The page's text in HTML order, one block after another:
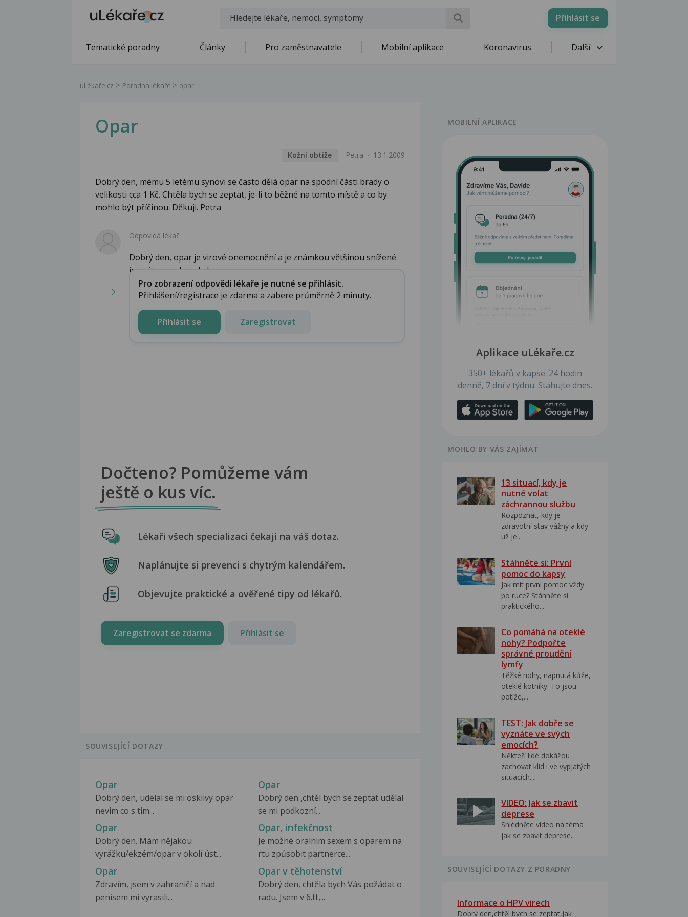
Přihlásit se
Tematické poradny Články Pro zaměstnavatele Mobilní aplikace Koronavirus Další
uLékaře.cz Poradna lékaře opar
Opar
Kožní obtíže Petra 13.1.2009
Dobrý den, mému 5 letému synovi se často dělá opar na spodní části brady o
velikosti cca 1 Kč. Chtěla bych se zeptat, je-li to běžné na tomto místě a co by
mohlo být příčinou. Děkuji. Petra
Odpovídá lékař:
Dobrý den, opar je virové onemocnění a je známkou většinou snížené
imunity, navrhovala byc...
Pro zobrazení odpovědi lékaře je nutné se přihlásit.
Přihlášení/registrace je zdarma a zabere průměrně 2 minuty.
Přihlásit se Zaregistrovat
Dočteno? Pomůžeme vám
ještě o kus víc.
Lékaři všech specializací čekají na váš dotaz.
Naplánujte si prevenci s chytrým kalendářem.
Objevujte praktické a ověřené tipy od lékařů.
Zaregistrovat se zdarma Přihlásit se
SOUVISEJÍCÍ DOTAZY
Opar
Dobrý den, udelal se mi osklivy opar
nevim co s tim...
Opar
Dobrý den ,chtěl bych se zeptat udělal
se mi podkozní...
Opar
Dobrý den. Mám nějakou
vyrážku/ekzém/opar v okolí úst....
Opar, infekčnost
Je možné oralnim sexem s oparem na
rtu způsobit partnerce...
Opar
Zdravím, jsem v zahraničí a nad
penisem mi vyrasili...
Opar v těhotenství
Dobrý den, chtěla bych Vás požádat o
radu. Jsem v 6.tt,...
MOBILNÍ APLIKACE
Aplikace uLékaře.cz
350+ lékařů v kapse. 24 hodin
denně, 7 dní v týdnu. Stahujte dnes.
MOHLO BY VÁS ZAJÍMAT
13 situací, kdy je
nutné volat
záchrannou službu
Rozpoznat, kdy je
zdravotní stav vážný a kdy
už je...
Stáhněte si: První
pomoc do kapsy
Jak mít první pomoc vždy
po ruce? Stáhněte si
praktického...
Co pomáhá na oteklé
nohy? Podpořte
správné proudění
lymfy
Těžké nohy, napnutá kůže,
oteklé kotníky. To jsou
potíže,...
TEST: Jak dobře se
vyznáte ve svých
emocích?
Někteří lidé dokážou
zachovat klid i ve vypjatých
situacích....
VIDEO: Jak se zbavit
deprese
Shlédněte video na téma
jak se zbavit deprese..
SOUVISEJÍCÍ DOTAZY Z PORADNY
Informace o HPV virech
Dobrý den,chtěl bych se zeptat,jak